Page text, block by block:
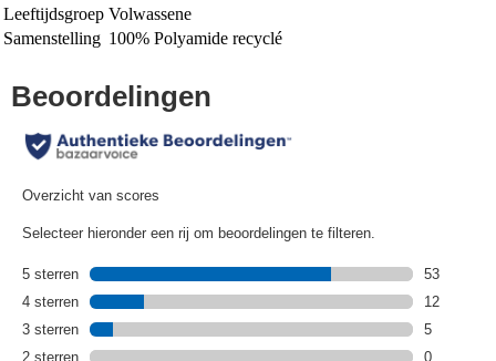
Leeftijdsgroep Volwassene
Samenstelling 100% Polyamide recyclé